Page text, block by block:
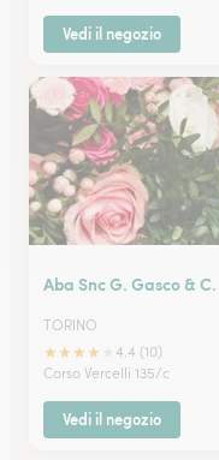
Vedi il negozio
Aba Snc G. Gasco & C.
TORINO
★★★★
4.4 (10)
Corso Vercelli 135/c
Vedi il negozio